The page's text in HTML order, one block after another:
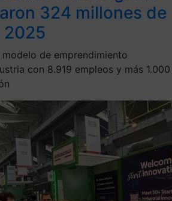
324 millones de
2025
de emprendimiento
con 8.919 empleos y más 1.000